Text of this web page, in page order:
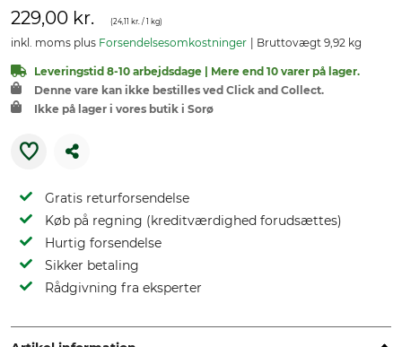
229,00 kr. (24,11 kr. / 1 kg)
inkl. moms plus Forsendelsesomkostninger Bruttovægt 9,92 kg
Leveringstid 8-10 arbejdsdage | Mere end 10 varer på lager.
Denne vare kan ikke bestilles ved Click and Collect.
Ikke på lager i vores butik i Sorø
Gratis returforsendelse
Køb på regning (kreditværdighed forudsættes)
Hurtig forsendelse
Sikker betaling
Rådgivning fra eksperter